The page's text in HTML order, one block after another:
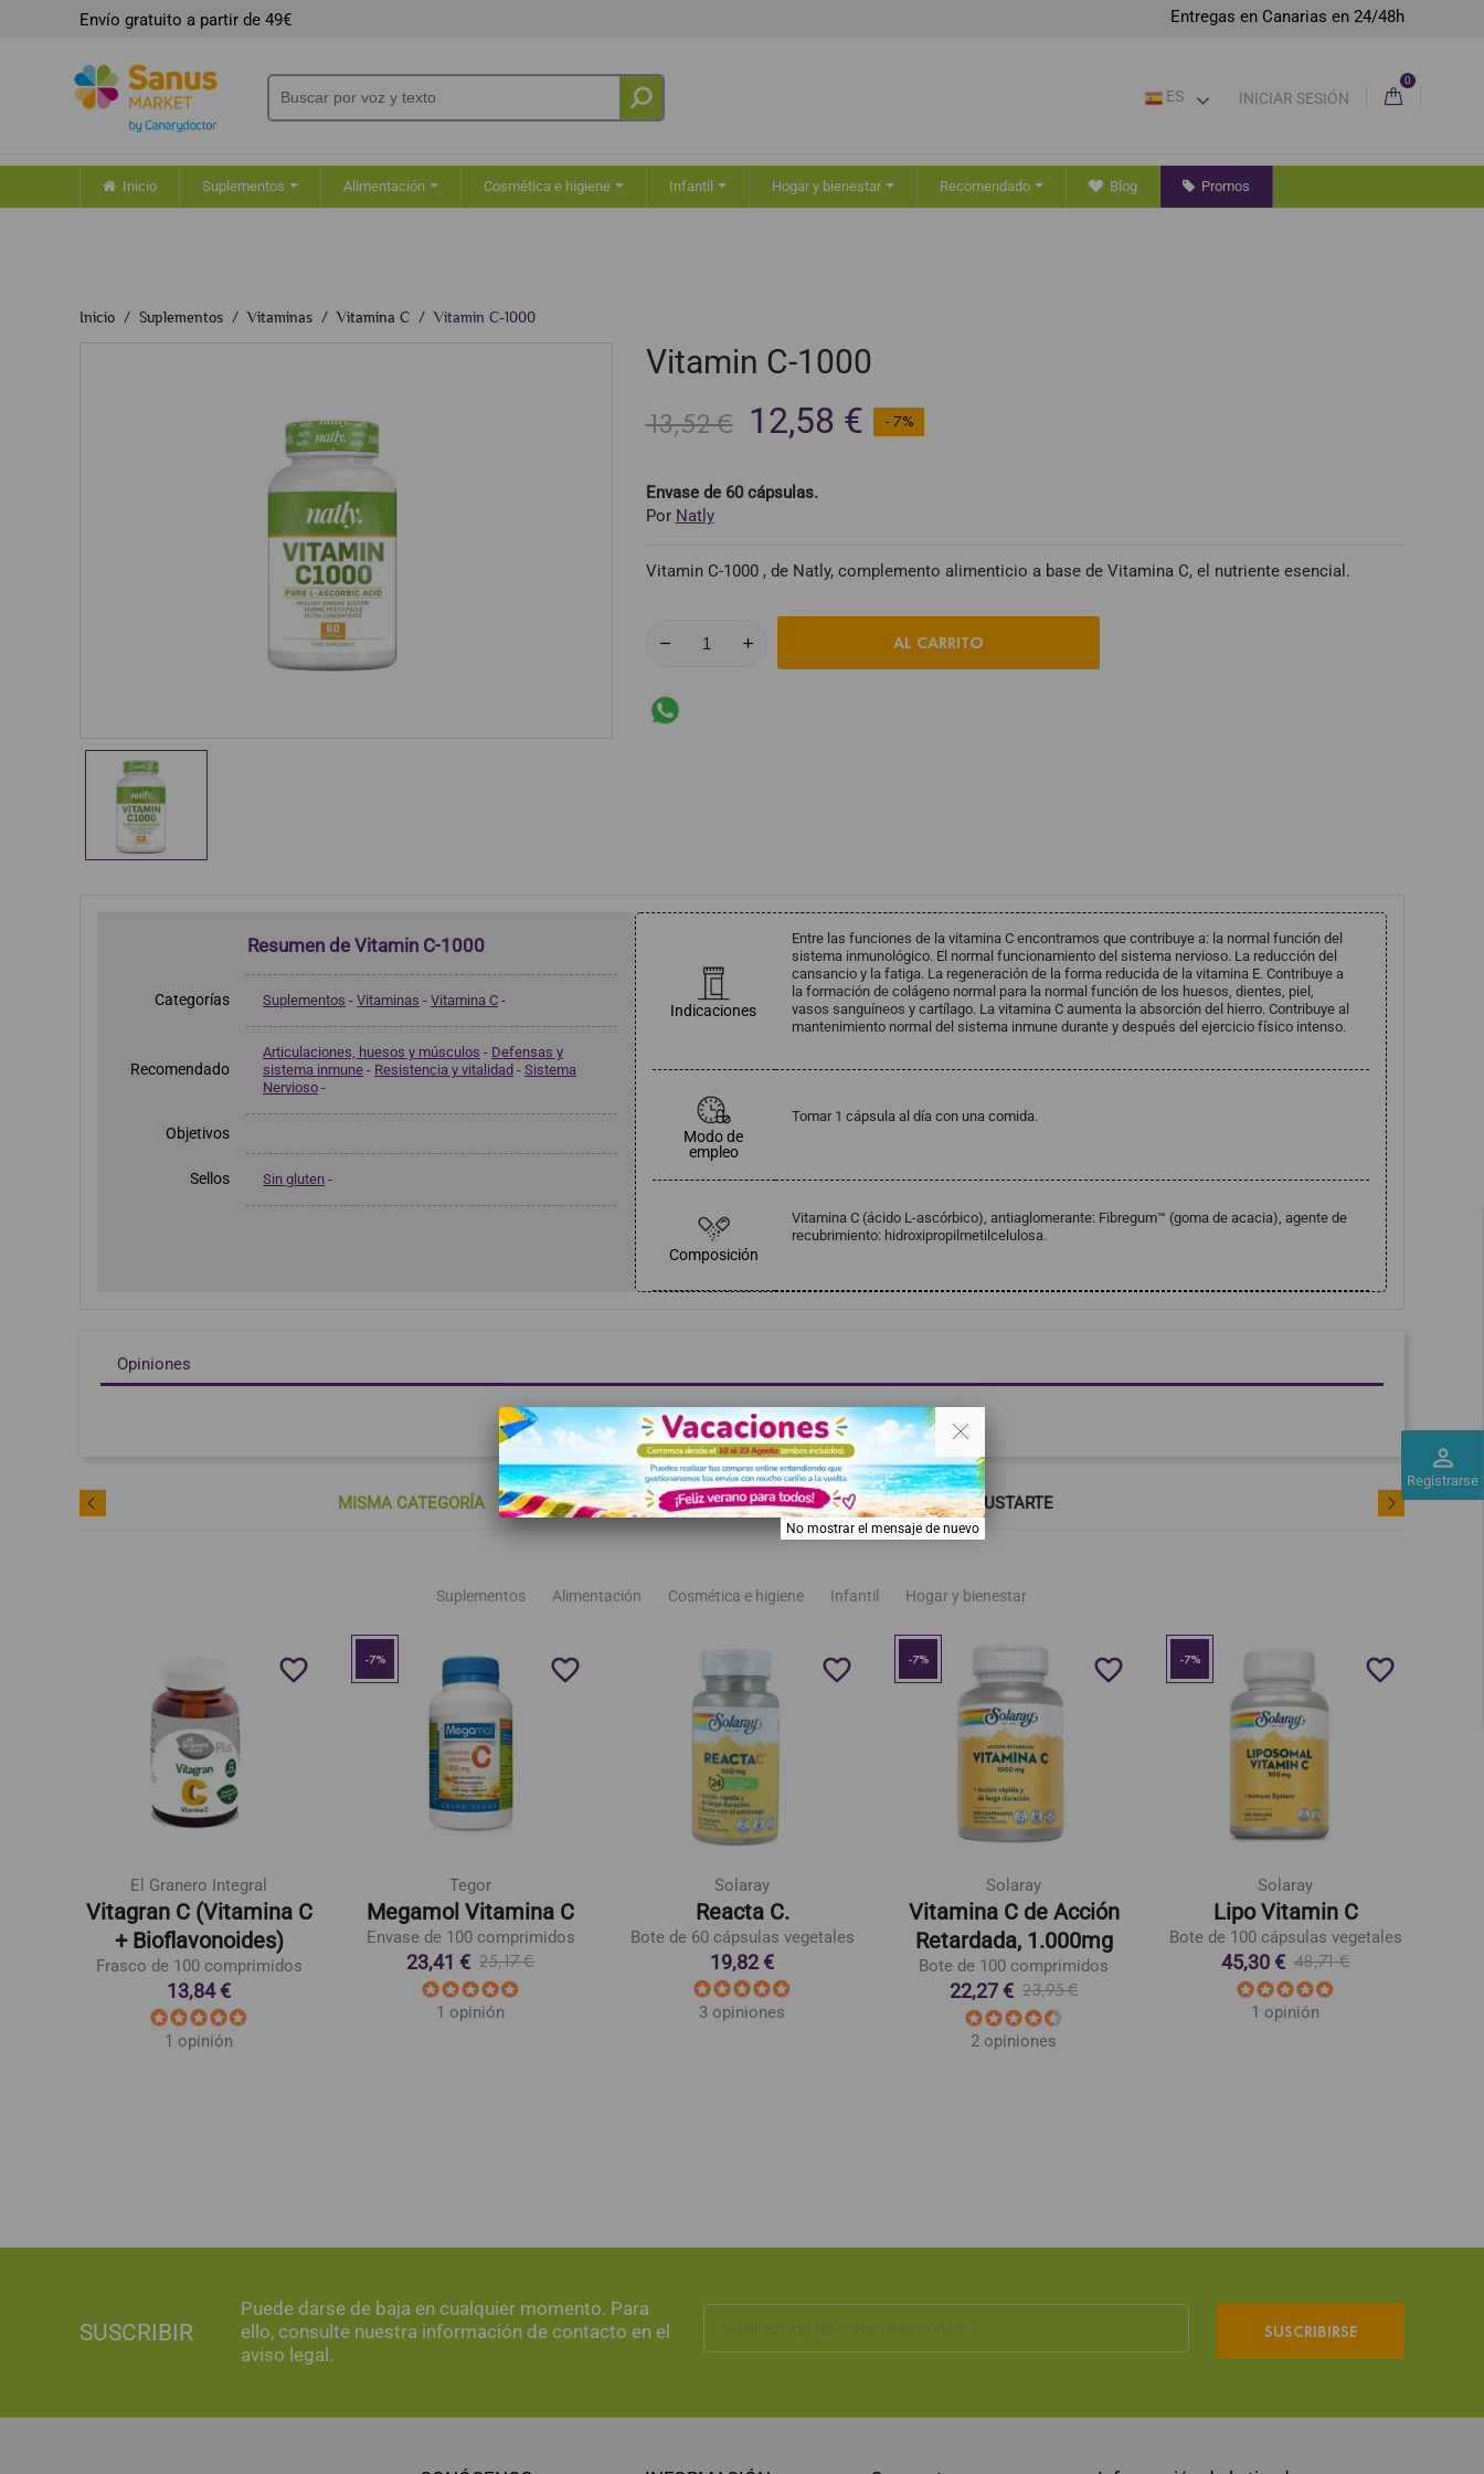
Envío gratuito a partir de 49€ Entregas en Canarias en 24/48h
ES INICIAR SESIÓN
0
perm_identity
Registrarse
Inicio Suplementos Alimentación Cosmética e higiene Infantil Hogar y bienestar Recomendado Blog Promos
Inicio Suplementos Vitaminas Vitamina C Vitamin C-1000
Vitamin C-1000
13,52 € 12,58 € - 7%
Envase de 60 cápsulas.
Por Natly
Vitamin C-1000 , de Natly, complemento alimenticio a base de Vitamina C, el nutriente esencial.
AL CARRITO
Resumen de Vitamin C-1000
Categorías Suplementos - Vitaminas - Vitamina C -
Recomendado
Articulaciones, huesos y músculos - Defensas y
sistema inmune - Resistencia y vitalidad - Sistema
Nervioso -
Objetivos
Sellos Sin gluten -
Indicaciones
Entre las funciones de la vitamina C encontramos que contribuye a: la normal función del
sistema inmunológico. El normal funcionamiento del sistema nervioso. La reducción del
cansancio y la fatiga. La regeneración de la forma reducida de la vitamina E. Contribuye a
la formación de colágeno normal para la normal función de los huesos, dientes, piel,
vasos sanguíneos y cartílago. La vitamina C aumenta la absorción del hierro. Contribuye al
mantenimiento normal del sistema inmune durante y después del ejercicio físico intenso.
Modo de
empleo
Tomar 1 cápsula al día con una comida.
Composición
Vitamina C (ácido L-ascórbico), antiaglomerante: Fibregum™ (goma de acacia), agente de
recubrimiento: hidroxipropilmetilcelulosa.
Opiniones
Haga clic aquí para dejar una opinión
MISMA CATEGORÍA RECOMENDADOS MISMA MARCA TAMBIÉN PODRÍA GUSTARTE
Suplementos Alimentación Cosmética e higiene Infantil Hogar y bienestar
El Granero Integral
Vitagran C (Vitamina C
+ Bioflavonoides)
Frasco de 100 comprimidos
13,84 €
1 opinión
favorite_border -7%
Tegor
Megamol Vitamina C
Envase de 100 comprimidos
23,41 € 25,17 €
1 opinión
favorite_border
Solaray
Reacta C.
Bote de 60 cápsulas vegetales
19,82 €
3 opiniones
favorite_border -7%
Solaray
Vitamina C de Acción
Retardada, 1.000mg
Bote de 100 comprimidos
22,27 € 23,95 €
2 opiniones
favorite_border -7%
Solaray
Lipo Vitamin C
Bote de 100 cápsulas vegetales
45,30 € 48,71 €
1 opinión
favorite_border
SUSCRIBIR
Puede darse de baja en cualquier momento. Para
ello, consulte nuestra información de contacto en el
aviso legal.
SUSCRIBIRSE
. .
No mostrar el mensaje de nuevo